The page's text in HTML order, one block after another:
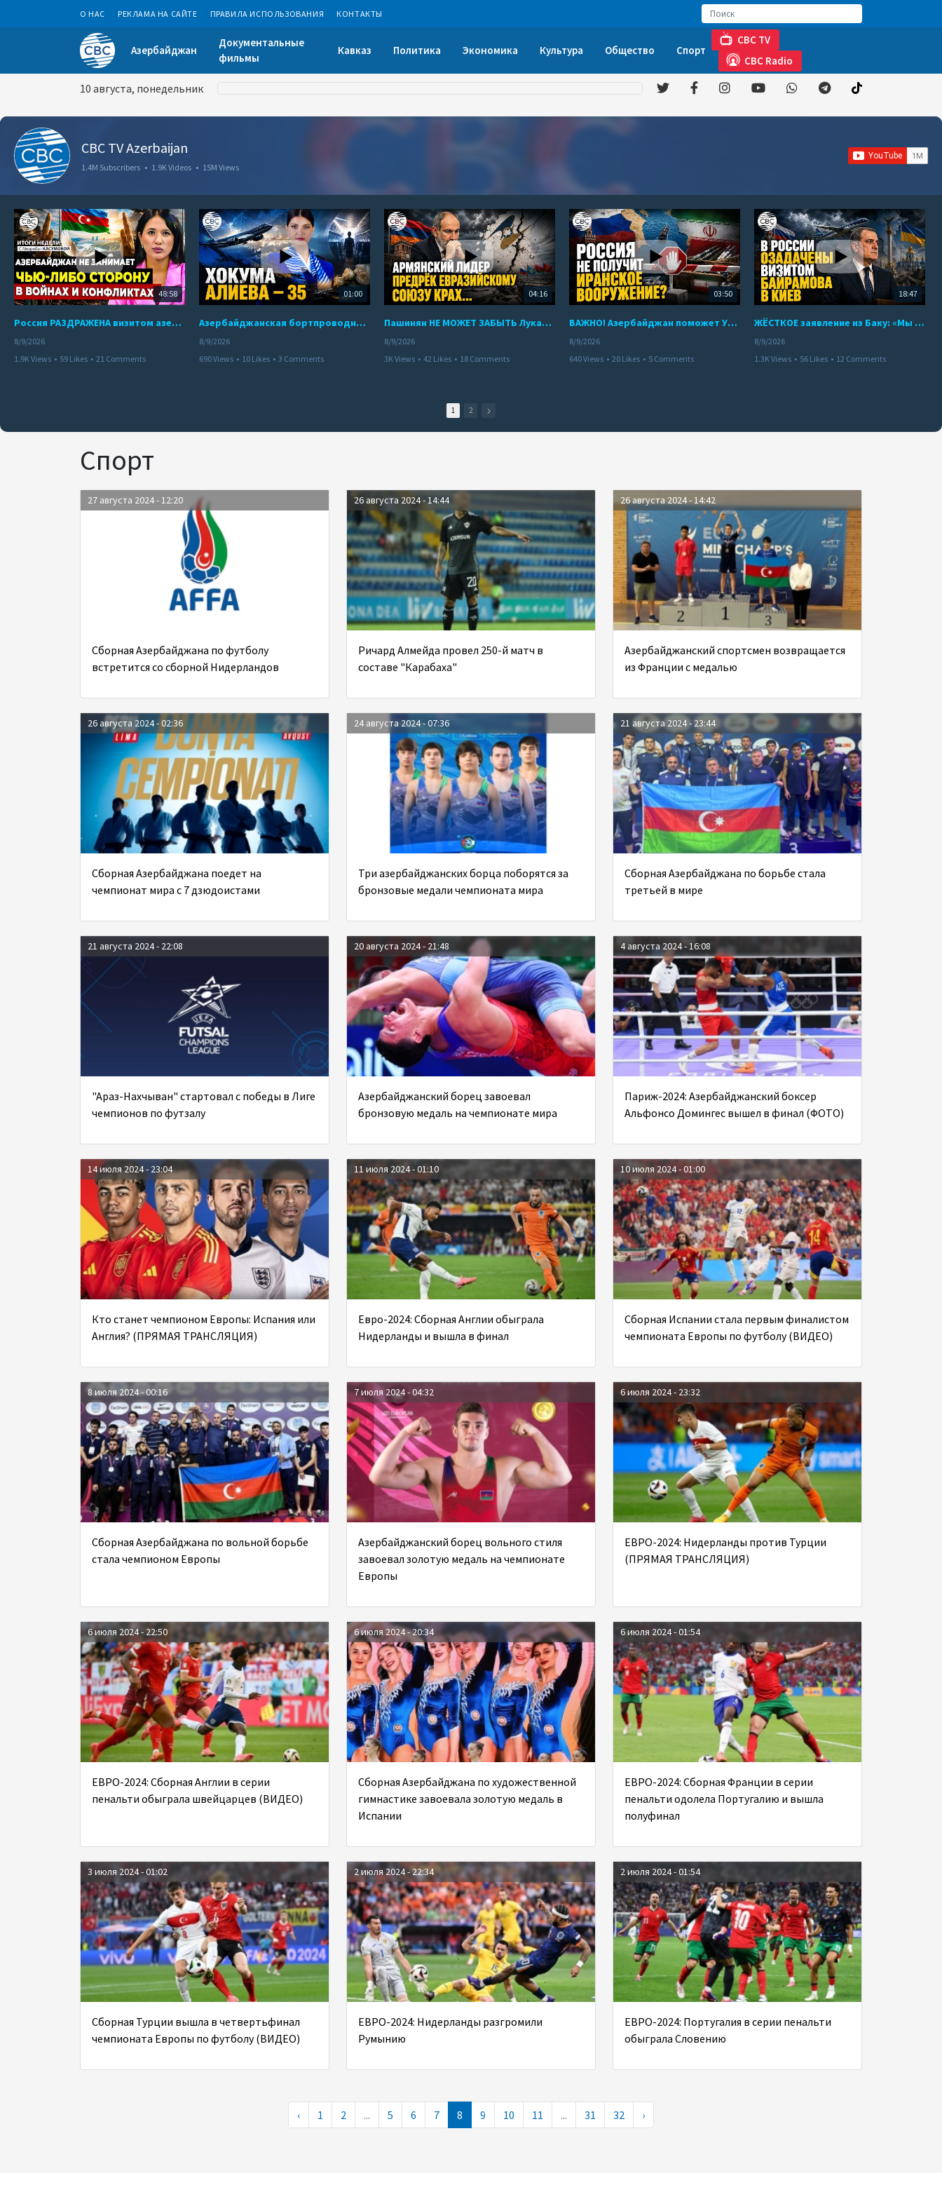
О НАС РЕКЛАМА НА САЙТЕ ПРАВИЛА ИСПОЛЬЗОВАНИЯ КОНТАКТЫ
Азербайджан
Документальные
фильмы
Кавказ Политика Экономика Культура Общество Спорт
CBC TV
CBC Radio
10 августа, понедельник
CBC TV Azerbaijan
1.4M Subscribers • 1.9K Videos • 15M Views
48:58
Россия РАЗДРАЖЕНА визитом азербайджанского министра в Украину | Пашинян ВЗБУНТОВАЛСЯ в Кыргызстане
8/9/2026
1.9K Views • 59 Likes • 21 Comments
01:00
Азербайджанская бортпроводница погибла при крушении самолета Embraer E190
8/9/2026
690 Views • 10 Likes • 3 Comments
04:16
Пашинян НЕ МОЖЕТ ЗАБЫТЬ Лукашенко: «Армения никому не нужна?!»
8/9/2026
3K Views • 42 Likes • 18 Comments
03:50
ВАЖНО! Азербайджан поможет Украине! Украинский журналист о БЕЗОПАСНОСТИ Каспия
8/9/2026
640 Views • 20 Likes • 5 Comments
18:47
ЖЁСТКОЕ заявление из Баку: «Мы не обязаны отчитываться!»
8/9/2026
1.3K Views • 56 Likes • 12 Comments
1 2
Спорт
27 августа 2024 - 12:20
Сборная Азербайджана по футболу
встретится со сборной Нидерландов
26 августа 2024 - 14:44
Ричард Алмейда провел 250-й матч в
составе "Карабаха"
26 августа 2024 - 14:42
Азербайджанский спортсмен возвращается
из Франции с медалью
26 августа 2024 - 02:36
Сборная Азербайджана поедет на
чемпионат мира с 7 дзюдоистами
24 августа 2024 - 07:36
Три азербайджанских борца поборятся за
бронзовые медали чемпионата мира
21 августа 2024 - 23:44
Сборная Азербайджана по борьбе стала
третьей в мире
21 августа 2024 - 22:08
"Араз-Нахчыван" стартовал с победы в Лиге
чемпионов по футзалу
20 августа 2024 - 21:48
Азербайджанский борец завоевал
бронзовую медаль на чемпионате мира
4 августа 2024 - 16:08
Париж-2024: Азербайджанский боксер
Альфонсо Домингес вышел в финал (ФОТО)
14 июля 2024 - 23:04
Кто станет чемпионом Европы: Испания или
Англия? (ПРЯМАЯ ТРАНСЛЯЦИЯ)
11 июля 2024 - 01:10
Евро-2024: Cборная Англии обыграла
Нидерланды и вышла в финал
10 июля 2024 - 01:00
Сборная Испании стала первым финалистом
чемпионата Европы по футболу (ВИДЕО)
8 июля 2024 - 00:16
Сборная Азербайджана по вольной борьбе
стала чемпионом Европы
7 июля 2024 - 04:32
Азербайджанский борец вольного стиля
завоевал золотую медаль на чемпионате
Европы
6 июля 2024 - 23:32
ЕВРО-2024: Нидерланды против Турции
(ПРЯМАЯ ТРАНСЛЯЦИЯ)
6 июля 2024 - 22:50
ЕВРО-2024: Сборная Англии в серии
пенальти обыграла швейцарцев (ВИДЕО)
6 июля 2024 - 20:34
Сборная Азербайджана по художественной
гимнастике завоевала золотую медаль в
Испании
6 июля 2024 - 01:54
ЕВРО-2024: Сборная Франции в серии
пенальти одолела Португалию и вышла
полуфинал
3 июля 2024 - 01:02
Сборная Турции вышла в четвертьфинал
чемпионата Европы по футболу (ВИДЕО)
2 июля 2024 - 22:34
ЕВРО-2024: Нидерланды разгромили
Румынию
2 июля 2024 - 01:54
ЕВРО-2024: Португалия в серии пенальти
обыграла Словению
‹ 1 2 ... 5 6 7 8 9 10 11 ... 31 32 ›